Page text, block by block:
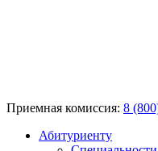
Приемная комиссия: 8
Абитуриенту